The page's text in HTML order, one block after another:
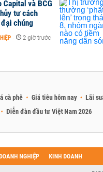
Capital và BCG
tư cách
chúng
- 2 giờ trước
cà phê Giá tiêu hôm nay Lãi
Diễn đàn đầu tư Việt Nam 2026
NGHIỆP KINH DOANH